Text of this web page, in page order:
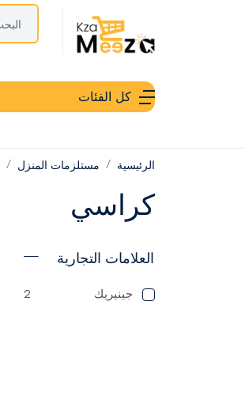
كل الفئات
الرئيسية مستلزمات المنزل
كراسي
العلامات التجارية
جينيريك 2